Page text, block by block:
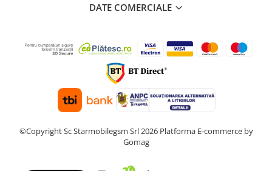
DATE COMERCIALE
©Copyright Sc Starmobilegsm Srl 2026 Platforma E-commerce by
Gomag